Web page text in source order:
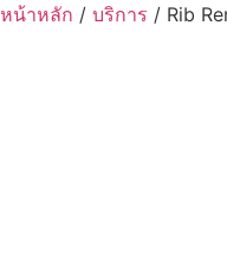
หน้าหลัก / บริการ / Rib